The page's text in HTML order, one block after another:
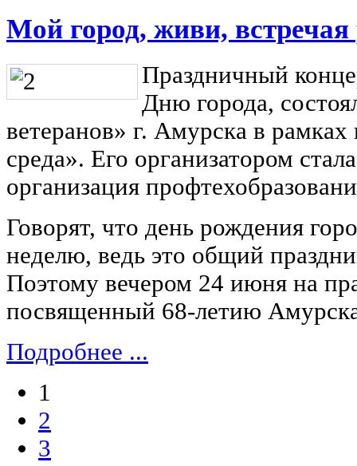
Мой город, живи, встречая
Праздничный
Дню города,
ветеранов» г. Амурска в рамках
среда». Его организатором
организация
Говорят, что день рождения
неделю, ведь это общий
Поэтому вечером 24 июня на
посвященный 68-летию
Подробнее ...
1
2
3